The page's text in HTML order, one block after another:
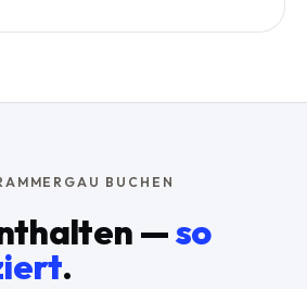
BUCHEN
—so
.